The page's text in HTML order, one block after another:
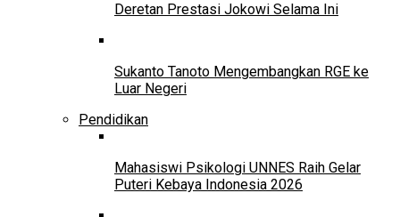
Deretan Prestasi Jokowi Selama Ini
Sukanto Tanoto Mengembangkan RGE ke
Luar Negeri
Pendidikan
Mahasiswi Psikologi UNNES Raih Gelar
Puteri Kebaya Indonesia 2026